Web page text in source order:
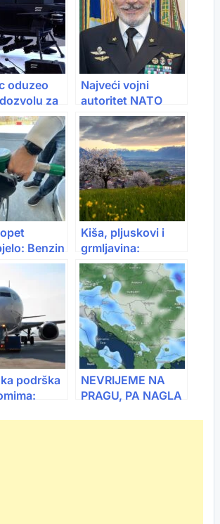
oduzeo
za
Inspekcija
niz
Najveći vojni
autoritet NATO
saveza u posjeti
Bosni i Hercegovini
Benzin
blago
Kiša, pljuskovi i
grmljavina:
Najavljen i snijeg
na planinama
podrška
NEVRIJEME NA
PRAGU, PA NAGLA